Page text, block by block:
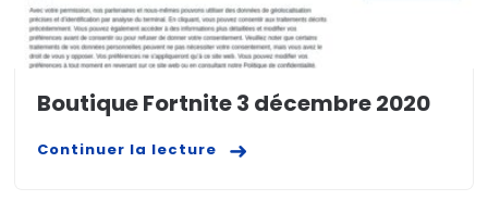
Boutique Fortnite 3 décembre 2020
Continuer la lecture